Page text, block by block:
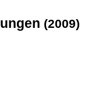
(2009)